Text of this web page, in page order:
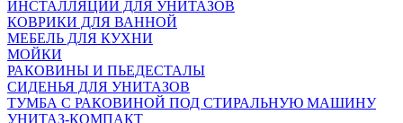
ИНСТАЛЛЯЦИИ ДЛЯ УНИТАЗОВ
КОВРИКИ ДЛЯ ВАННОЙ
МЕБЕЛЬ ДЛЯ КУХНИ
МОЙКИ
РАКОВИНЫ И ПЬЕДЕСТАЛЫ
СИДЕНЬЯ ДЛЯ УНИТАЗОВ
ТУМБА С РАКОВИНОЙ ПОД СТИРАЛЬНУЮ МАШИНУ
УНИТАЗ-КОМПАКТ